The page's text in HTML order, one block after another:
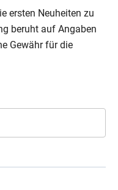
ersten Neuheiten zu
beruht auf Angaben
Gewähr für die